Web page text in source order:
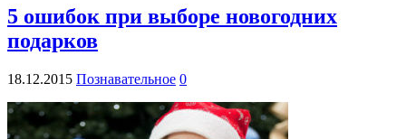
5 ошибок при выборе новогодних
подарков
18.12.2015 Познавательное 0